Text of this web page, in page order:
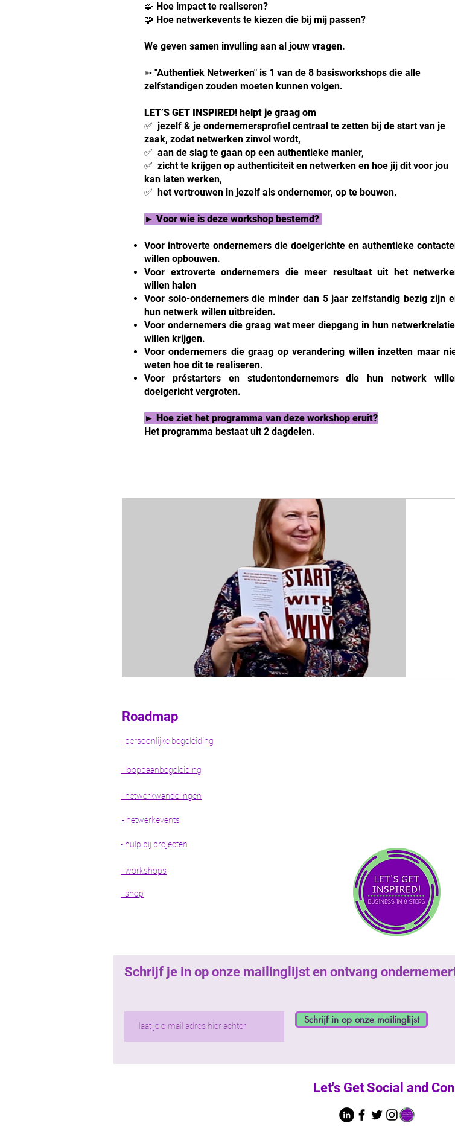
🧩 Hoe impact te realiseren?
🧩 Hoe netwerkevents te kiezen die bij mij passen?
We geven samen invulling aan al jouw vragen.
➳ "Authentiek Netwerken" is 1 van de 8 basisworkshops die alle
zelfstandigen zouden moeten kunnen volgen.
LET’S GET INSPIRED! helpt je graag om
✅ jezelf & je ondernemersprofiel centraal te zetten bij de start van je
zaak, zodat netwerken zinvol wordt,
✅ aan de slag te gaan op een authentieke manier,
✅ zicht te krijgen op authenticiteit en netwerken en hoe jij dit voor jou
kan laten werken,
✅ het vertrouwen in jezelf als ondernemer, op te bouwen.
► Voor wie is deze workshop bestemd?
Voor introverte ondernemers die doelgerichte en authentieke
willen opbouwen.
Voor extroverte ondernemers die meer resultaat uit het
willen halen
Voor solo-ondernemers die minder dan 5 jaar zelfstandig bezig zijn
hun netwerk willen uitbreiden.
Voor ondernemers die graag wat meer diepgang in hun
willen krijgen.
Voor ondernemers die graag op verandering willen inzetten maar
weten hoe dit te realiseren.
Voor préstarters en studentondernemers die hun netwerk
doelgericht vergroten.
► Hoe ziet het programma van deze workshop eruit?
Het programma bestaat uit 2 dagdelen.
Roadmap
- persoonlijke begeleiding
- loopbaanbegeleiding
- netwerkwandelingen
- netwerkevents
- hulp bij projecten
- workshops
- shop
Schrijf je in op onze mailinglijst en ontvang
Schrijf in op onze mailinglijst
Let's Get Social and